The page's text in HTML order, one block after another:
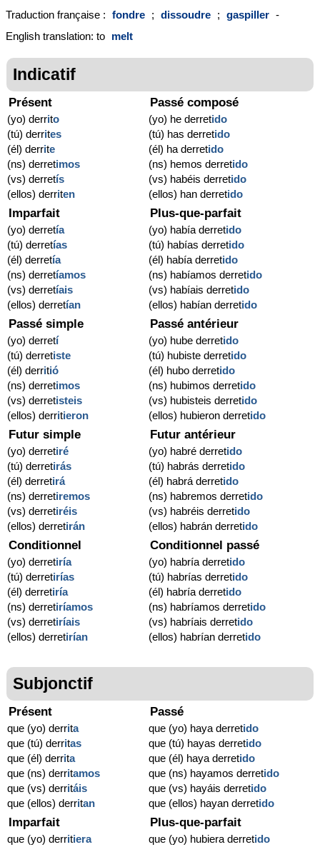
Traduction française : fondre ; dissoudre ; gaspiller -
English translation: to melt
Indicatif
Présent
(yo) derrito
(tú) derrites
(él) derrite
(ns) derretimos
(vs) derretís
(ellos) derriten
Passé composé
(yo) he derretido
(tú) has derretido
(él) ha derretido
(ns) hemos derretido
(vs) habéis derretido
(ellos) han derretido
Imparfait
(yo) derretía
(tú) derretías
(él) derretía
(ns) derretíamos
(vs) derretíais
(ellos) derretían
Plus-que-parfait
(yo) había derretido
(tú) habías derretido
(él) había derretido
(ns) habíamos derretido
(vs) habíais derretido
(ellos) habían derretido
Passé simple
(yo) derretí
(tú) derretiste
(él) derritió
(ns) derretimos
(vs) derretisteis
(ellos) derritieron
Passé antérieur
(yo) hube derretido
(tú) hubiste derretido
(él) hubo derretido
(ns) hubimos derretido
(vs) hubisteis derretido
(ellos) hubieron derretido
Futur simple
(yo) derretiré
(tú) derretirás
(él) derretirá
(ns) derretiremos
(vs) derretiréis
(ellos) derretirán
Futur antérieur
(yo) habré derretido
(tú) habrás derretido
(él) habrá derretido
(ns) habremos derretido
(vs) habréis derretido
(ellos) habrán derretido
Conditionnel
(yo) derretiría
(tú) derretirías
(él) derretiría
(ns) derretiríamos
(vs) derretiríais
(ellos) derretirían
Conditionnel passé
(yo) habría derretido
(tú) habrías derretido
(él) habría derretido
(ns) habríamos derretido
(vs) habríais derretido
(ellos) habrían derretido
Subjonctif
Présent
que (yo) derrita
que (tú) derritas
que (él) derrita
que (ns) derritamos
que (vs) derritáis
que (ellos) derritan
Passé
que (yo) haya derretido
que (tú) hayas derretido
que (él) haya derretido
que (ns) hayamos derretido
que (vs) hayáis derretido
que (ellos) hayan derretido
Imparfait
que (yo) derritiera
Plus-que-parfait
que (yo) hubiera derretido